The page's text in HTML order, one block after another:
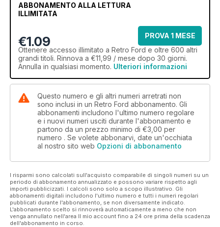
ABBONAMENTO ALLA LETTURA
ILLIMITATA
€1.09
PROVA 1 MESE
Ottenere accesso illimitato a Retro Ford e oltre 600 altri
grandi titoli. Rinnova a €11,99 / mese dopo 30 giorni.
Annulla in qualsiasi momento. Ulteriori informazioni
Questo numero e gli altri numeri arretrati non
sono inclusi in un Retro Ford abbonamento. Gli
abbonamenti includono l'ultimo numero regolare
e i nuovi numeri usciti durante l'abbonamento e
partono da un prezzo minimo di €3,00 per
numero . Se volete abbonarvi, date un'occhiata
al nostro sito web Opzioni di abbonamento
I risparmi sono calcolati sull'acquisto comparabile di singoli numeri su un
periodo di abbonamento annualizzato e possono variare rispetto agli
importi pubblicizzati. I calcoli sono solo a scopo illustrativo. Gli
abbonamenti digitali includono l'ultimo numero e tutti i numeri regolari
pubblicati durante l'abbonamento, se non diversamente indicato.
L'abbonamento scelto si rinnoverà automaticamente a meno che non
venga annullato nell'area Il mio account fino a 24 ore prima della scadenza
dell'abbonamento in corso.